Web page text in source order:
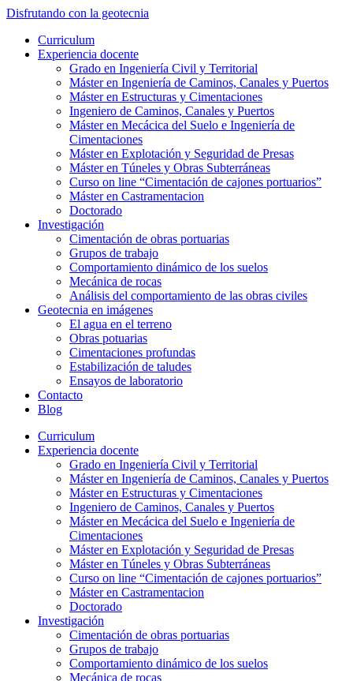
Saltar
contenido
principal
Disfrutando con la geotecnia
AlternarCurriculum
Experiencia docente
Grado en Ingeniería Civil y Territorial
Máster en Ingeniería de Caminos, Canales y Puertos
Máster en Estructuras y Cimentaciones
Ingeniero de Caminos, Canales y Puertos
Máster en Mecácica del Suelo e Ingeniería de
Cimentaciones
Máster en Explotación y Seguridad de Presas
Máster en Túneles y Obras Subterráneas
Curso on line “Cimentación de cajones portuarios”
Máster en Castramentacion
Doctorado
Investigación
Cimentación de obras portuarias
Grupos de trabajo
Comportamiento dinámico de los suelos
Mecánica de rocas
Análisis del comportamiento de las obras civiles
Geotecnia en imágenes
El agua en el terreno
Obras potuarias
Cimentaciones profundas
Estabilización de taludes
Ensayos de laboratorio
Contacto
Blog
Curriculum
Experiencia docente
Grado en Ingeniería Civil y Territorial
Máster en Ingeniería de Caminos, Canales y Puertos
Máster en Estructuras y Cimentaciones
Ingeniero de Caminos, Canales y Puertos
Máster en Mecácica del Suelo e Ingeniería de
Cimentaciones
Máster en Explotación y Seguridad de Presas
Máster en Túneles y Obras Subterráneas
Curso on line “Cimentación de cajones portuarios”
Máster en Castramentacion
Doctorado
Investigación
Cimentación de obras portuarias
Grupos de trabajo
Comportamiento dinámico de los suelos
Mecánica de rocas